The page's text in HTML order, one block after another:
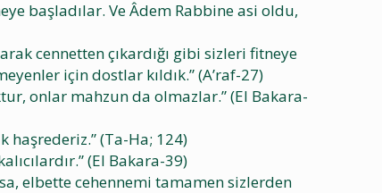
başladılar. Ve Âdem Rabbine asi oldu,
cennetten çıkardığı gibi sizleri fitneye
için dostlar kıldık.” (A’raf-27)
onlar mahzun da olmazlar.” (El Bakara-
haşrederiz.” (Ta-Ha; 124)
(El Bakara-39)
elbette cehennemi tamamen sizlerden